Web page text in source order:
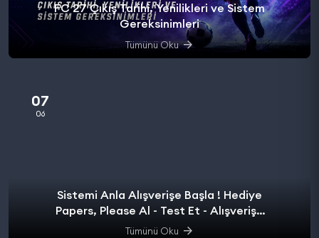
FC 27 Çıkış Tarihi, Yenilikleri ve Sistem
Gereksinimleri
Tümünü Oku
07
06
Sistemi Anla Alışverişe Başla ! Hediye
Papers, Please Al - Test Et - Alışverişe
başla.
Tümünü Oku